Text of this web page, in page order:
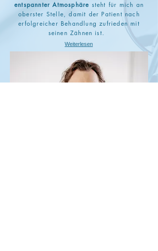
entspannter Atmosphäre steht für mich an
oberster Stelle, damit der Patient nach
erfolgreicher Behandlung zufrieden mit
seinen Zähnen ist.
Weiterlesen